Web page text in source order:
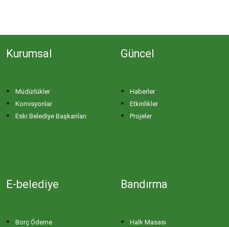
Kurumsal
Müdürlükler
Komisyonlar
Eski Belediye Başkanları
Güncel
Haberler
Etkinlikler
Projeler
E-belediye
Borç Ödeme
Bandırma
Halk Masası